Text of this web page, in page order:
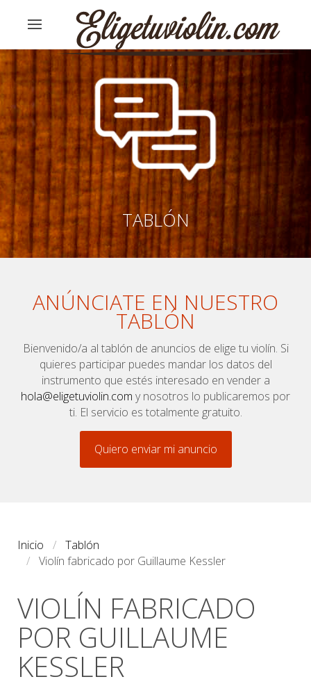
TABLÓN
ANÚNCIATE EN NUESTRO
TABLÓN
Bienvenido/a al tablón de anuncios de elige tu violín. Si
quieres participar puedes mandar los datos del
instrumento que estés interesado en vender a
hola@eligetuviolin.com y nosotros lo publicaremos por
ti. El servicio es totalmente gratuito.
Quiero enviar mi anuncio
Inicio
Tablón
Violín fabricado por Guillaume Kessler
VIOLÍN FABRICADO
POR GUILLAUME
KESSLER